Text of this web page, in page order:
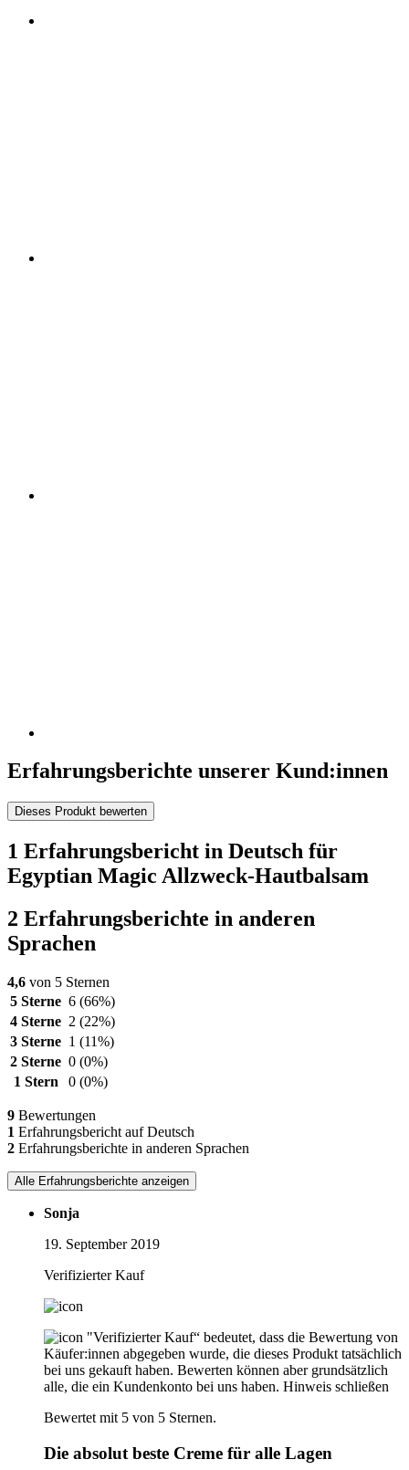
Erfahrungsberichte unserer Kund:innen
Dieses Produkt bewerten
1 Erfahrungsbericht in Deutsch für
Egyptian Magic Allzweck-Hautbalsam
2 Erfahrungsberichte in anderen
Sprachen
4,6 von 5 Sternen
5 Sterne 6 (66%)
4 Sterne 2 (22%)
3 Sterne 1 (11%)
2 Sterne 0 (0%)
1 Stern
0 (0%)
9 Bewertungen
1 Erfahrungsbericht auf Deutsch
2 Erfahrungsberichte in anderen Sprachen
Alle Erfahrungsberichte anzeigen
Sonja
19. September 2019
Verifizierter Kauf
"Verifizierter Kauf“ bedeutet, dass die Bewertung von
Käufer:innen abgegeben wurde, die dieses Produkt tatsächlich
bei uns gekauft haben. Bewerten können aber grundsätzlich
alle, die ein Kundenkonto bei uns haben. Hinweis schließen
Bewertet mit 5 von 5 Sternen.
Die absolut beste Creme für alle Lagen